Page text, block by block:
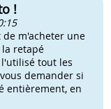
!
de m'acheter une
la retapé
tout les
demander si
entièrement, en